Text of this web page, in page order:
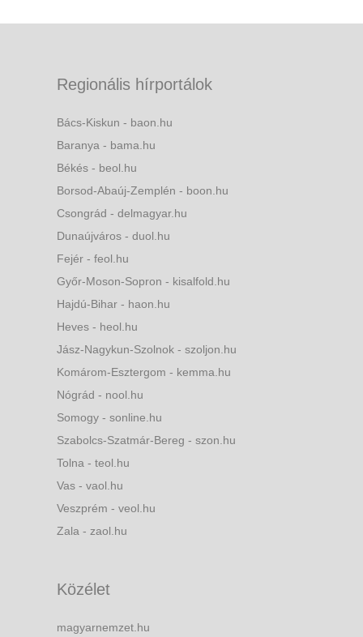
Regionális hírportálok
Bács-Kiskun - baon.hu
Baranya - bama.hu
Békés - beol.hu
Borsod-Abaúj-Zemplén - boon.hu
Csongrád - delmagyar.hu
Dunaújváros - duol.hu
Fejér - feol.hu
Győr-Moson-Sopron - kisalfold.hu
Hajdú-Bihar - haon.hu
Heves - heol.hu
Jász-Nagykun-Szolnok - szoljon.hu
Komárom-Esztergom - kemma.hu
Nógrád - nool.hu
Somogy - sonline.hu
Szabolcs-Szatmár-Bereg - szon.hu
Tolna - teol.hu
Vas - vaol.hu
Veszprém - veol.hu
Zala - zaol.hu
Közélet
magyarnemzet.hu